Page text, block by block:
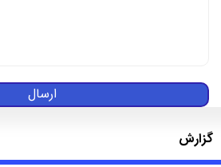
ارسال
گزارش